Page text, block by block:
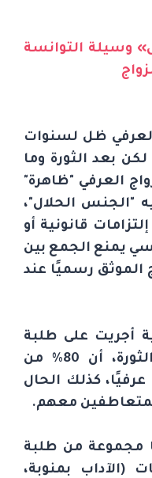
وسيلة التوانسة
العرفي ظل لسنوات
بعد الثورة وما
العرفي "ظاهرة"
"الجنس الحلال"،
قانونية أو
يمنع الجمع بين
الموثق رسميًا عند
أجريت على طلبة
الجامعات التونسية بعد الثورة، أن 80% من
كذلك الحال
مجموعة من طلبة
(الآداب بمنوبة،